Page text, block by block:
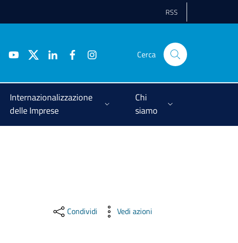
RSS
Cerca
Internazionalizzazione
delle Imprese
Chi
siamo
Condividi Vedi azioni